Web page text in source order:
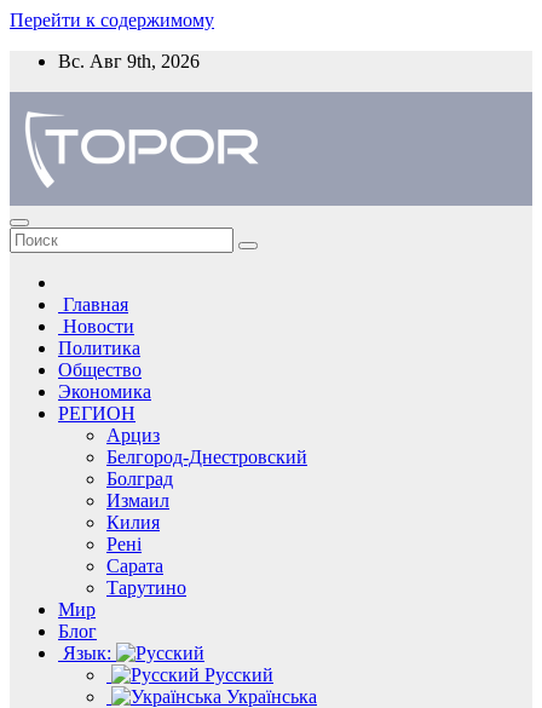
Перейти к содержимому
Вс. Авг 9th, 2026
Главная
Новости
Политика
Общество
Экономика
РЕГИОН
Арциз
Белгород-Днестровский
Болград
Измаил
Килия
Рені
Сарата
Тарутино
Мир
Блог
Язык:
Русский
Українська